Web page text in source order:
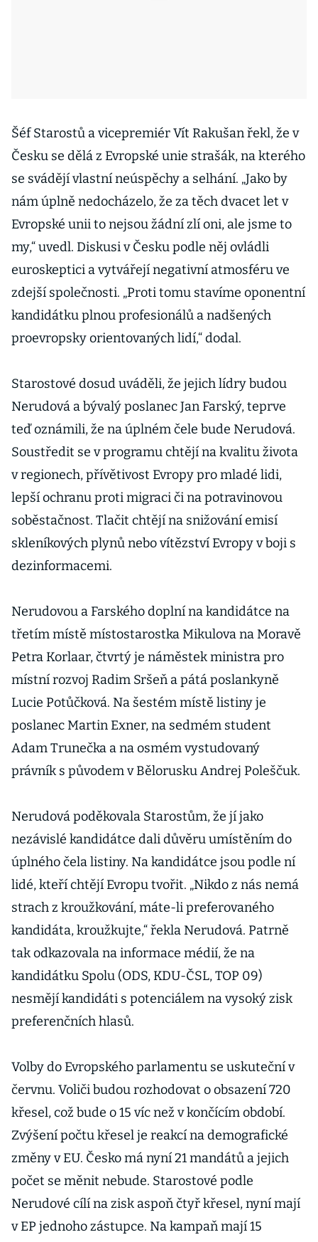
Šéf Starostů a vicepremiér Vít Rakušan řekl, že v
Česku se dělá z Evropské unie strašák, na kterého
se svádějí vlastní neúspěchy a selhání. „Jako by
nám úplně nedocházelo, že za těch dvacet let v
Evropské unii to nejsou žádní zlí oni, ale jsme to
my,“ uvedl. Diskusi v Česku podle něj ovládli
euroskeptici a vytvářejí negativní atmosféru ve
zdejší společnosti. „Proti tomu stavíme oponentní
kandidátku plnou profesionálů a nadšených
proevropsky orientovaných lidí,“ dodal.
Starostové dosud uváděli, že jejich lídry budou
Nerudová a bývalý poslanec Jan Farský, teprve
teď oznámili, že na úplném čele bude Nerudová.
Soustředit se v programu chtějí na kvalitu života
v regionech, přívětivost Evropy pro mladé lidi,
lepší ochranu proti migraci či na potravinovou
soběstačnost. Tlačit chtějí na snižování emisí
skleníkových plynů nebo vítězství Evropy v boji s
dezinformacemi.
Nerudovou a Farského doplní na kandidátce na
třetím místě místostarostka Mikulova na Moravě
Petra Korlaar, čtvrtý je náměstek ministra pro
místní rozvoj Radim Sršeň a pátá poslankyně
Lucie Potůčková. Na šestém místě listiny je
poslanec Martin Exner, na sedmém student
Adam Trunečka a na osmém vystudovaný
právník s původem v Bělorusku Andrej Poleščuk.
Nerudová poděkovala Starostům, že jí jako
nezávislé kandidátce dali důvěru umístěním do
úplného čela listiny. Na kandidátce jsou podle ní
lidé, kteří chtějí Evropu tvořit. „Nikdo z nás nemá
strach z kroužkování, máte-li preferovaného
kandidáta, kroužkujte,“ řekla Nerudová. Patrně
tak odkazovala na informace médií, že na
kandidátku Spolu (ODS, KDU-ČSL, TOP 09)
nesmějí kandidáti s potenciálem na vysoký zisk
preferenčních hlasů.
Volby do Evropského parlamentu se uskuteční v
červnu. Voliči budou rozhodovat o obsazení 720
křesel, což bude o 15 víc než v končícím období.
Zvýšení počtu křesel je reakcí na demografické
změny v EU. Česko má nyní 21 mandátů a jejich
počet se měnit nebude. Starostové podle
Nerudové cílí na zisk aspoň čtyř křesel, nyní mají
v EP jednoho zástupce. Na kampaň mají 15